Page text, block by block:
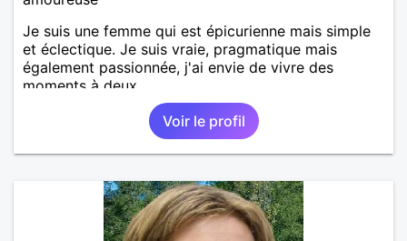
Je suis une femme qui est épicurienne mais simple
et éclectique. Je suis vraie, pragmatique mais
également passionnée, j'ai envie de vivre des
moments à deux.
Voir le profil